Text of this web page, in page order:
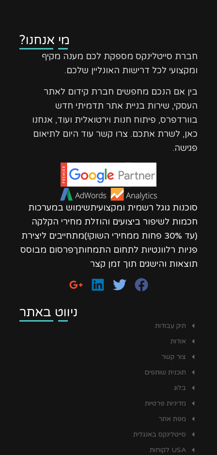
מי אנחנו?
חברת סייטלינקס מספקת לכם מענה מקיף
ומקצועי לכל דרישות האונליין שלכם.
בין אם הנכם מחפשים חברת קידום לאתר
העסקי, שירות בניית אתר תדמיתי חדש
בוורדפרס, פיתוח חנות וירטואלית ועוד, אנחנו
כאן, לשרת אתכם. צרו קשר עוד היום לתיאום
פגישה.
סוכנות גוגל רשמית ומקצועיתשימוש במערכות
חכמות לשיפור ביצועים והוזלת מחירי הקלקה
(עד 30% פחות ממחירי השוק!)מתחייבים ליצירת
פניות רלוונטיות לתחום התמחותךפרסום מבוסס
תוצאות והישגים תוך זמן קצר
ניווט באתר
תיק עבודות
אודות
צור קשר
תוכנית שותפים
בלוג
מדיניות פרטיות
מפת אתר
סייטלינקס באנגלית
USA לקוחות